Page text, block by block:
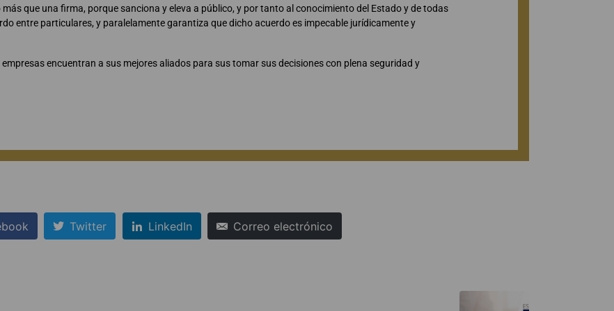
que una firma, porque sanciona y eleva a público, y por tanto al conocimiento del Estado y de todas
entre particulares, y paralelamente garantiza que dicho acuerdo es impecable jurídicamente y
encuentran a sus mejores aliados para sus tomar sus decisiones con plena seguridad y
Twitter LinkedIn Correo electrónico